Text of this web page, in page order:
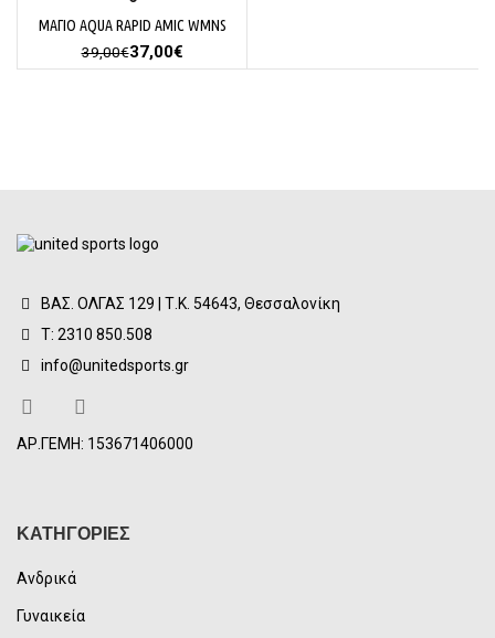
ΜΑΓΙΟ AQUA RAPID AMIC WMNS
39,00€Original
price
37,00€Η
τρέχουσα
ΒΑΣ. ΟΛΓΑΣ 129 | Τ.Κ. 54643, Θεσσαλονίκη
Τ: 2310 850.508
info@unitedsports.gr
ΑΡ.ΓΕΜΗ: 153671406000
ΚΑΤΗΓΟΡΙΕΣ
Ανδρικά
Γυναικεία